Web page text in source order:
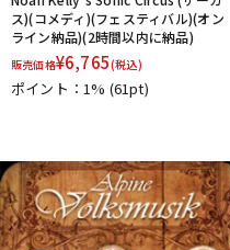
ス)(コメディ)(フェスティバル)(オン
ライン納品)(2時間以内に納品)
販売価格¥6,765(税込)
ポイント：1% (61pt)